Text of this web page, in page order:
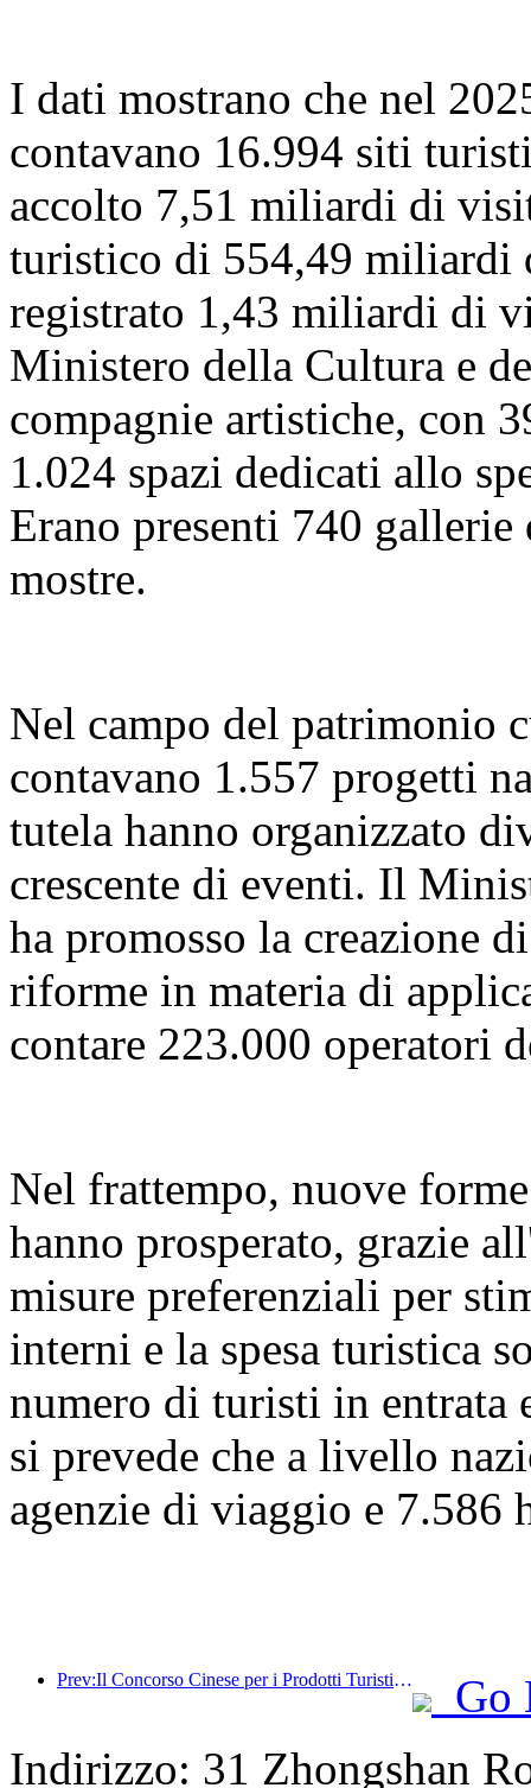
I dati mostrano che nel
contavano 16.994 siti
accolto 7,51 miliardi di
turistico di 554,49 miliardi
registrato 1,43 miliardi di
Ministero della Cultura e
compagnie artistiche, con
1.024 spazi dedicati allo
Erano presenti 740
mostre.
Nel campo del patrimonio
contavano 1.557 progetti
tutela hanno organizzato
crescente di eventi. Il
ha promosso la creazione
riforme in materia di
contare 223.000 operatori
Nel frattempo, nuove
hanno prosperato, grazie
misure preferenziali per
interni e la spesa turistica
numero di turisti in entrata
si prevede che a livello
agenzie di viaggio e 7.586
Prev:Il Concorso Cinese per i Prodotti Turistici si è svolto con successo a Xiangtan, nello Hunan.
Go
Indirizzo: 31 Zhongshan